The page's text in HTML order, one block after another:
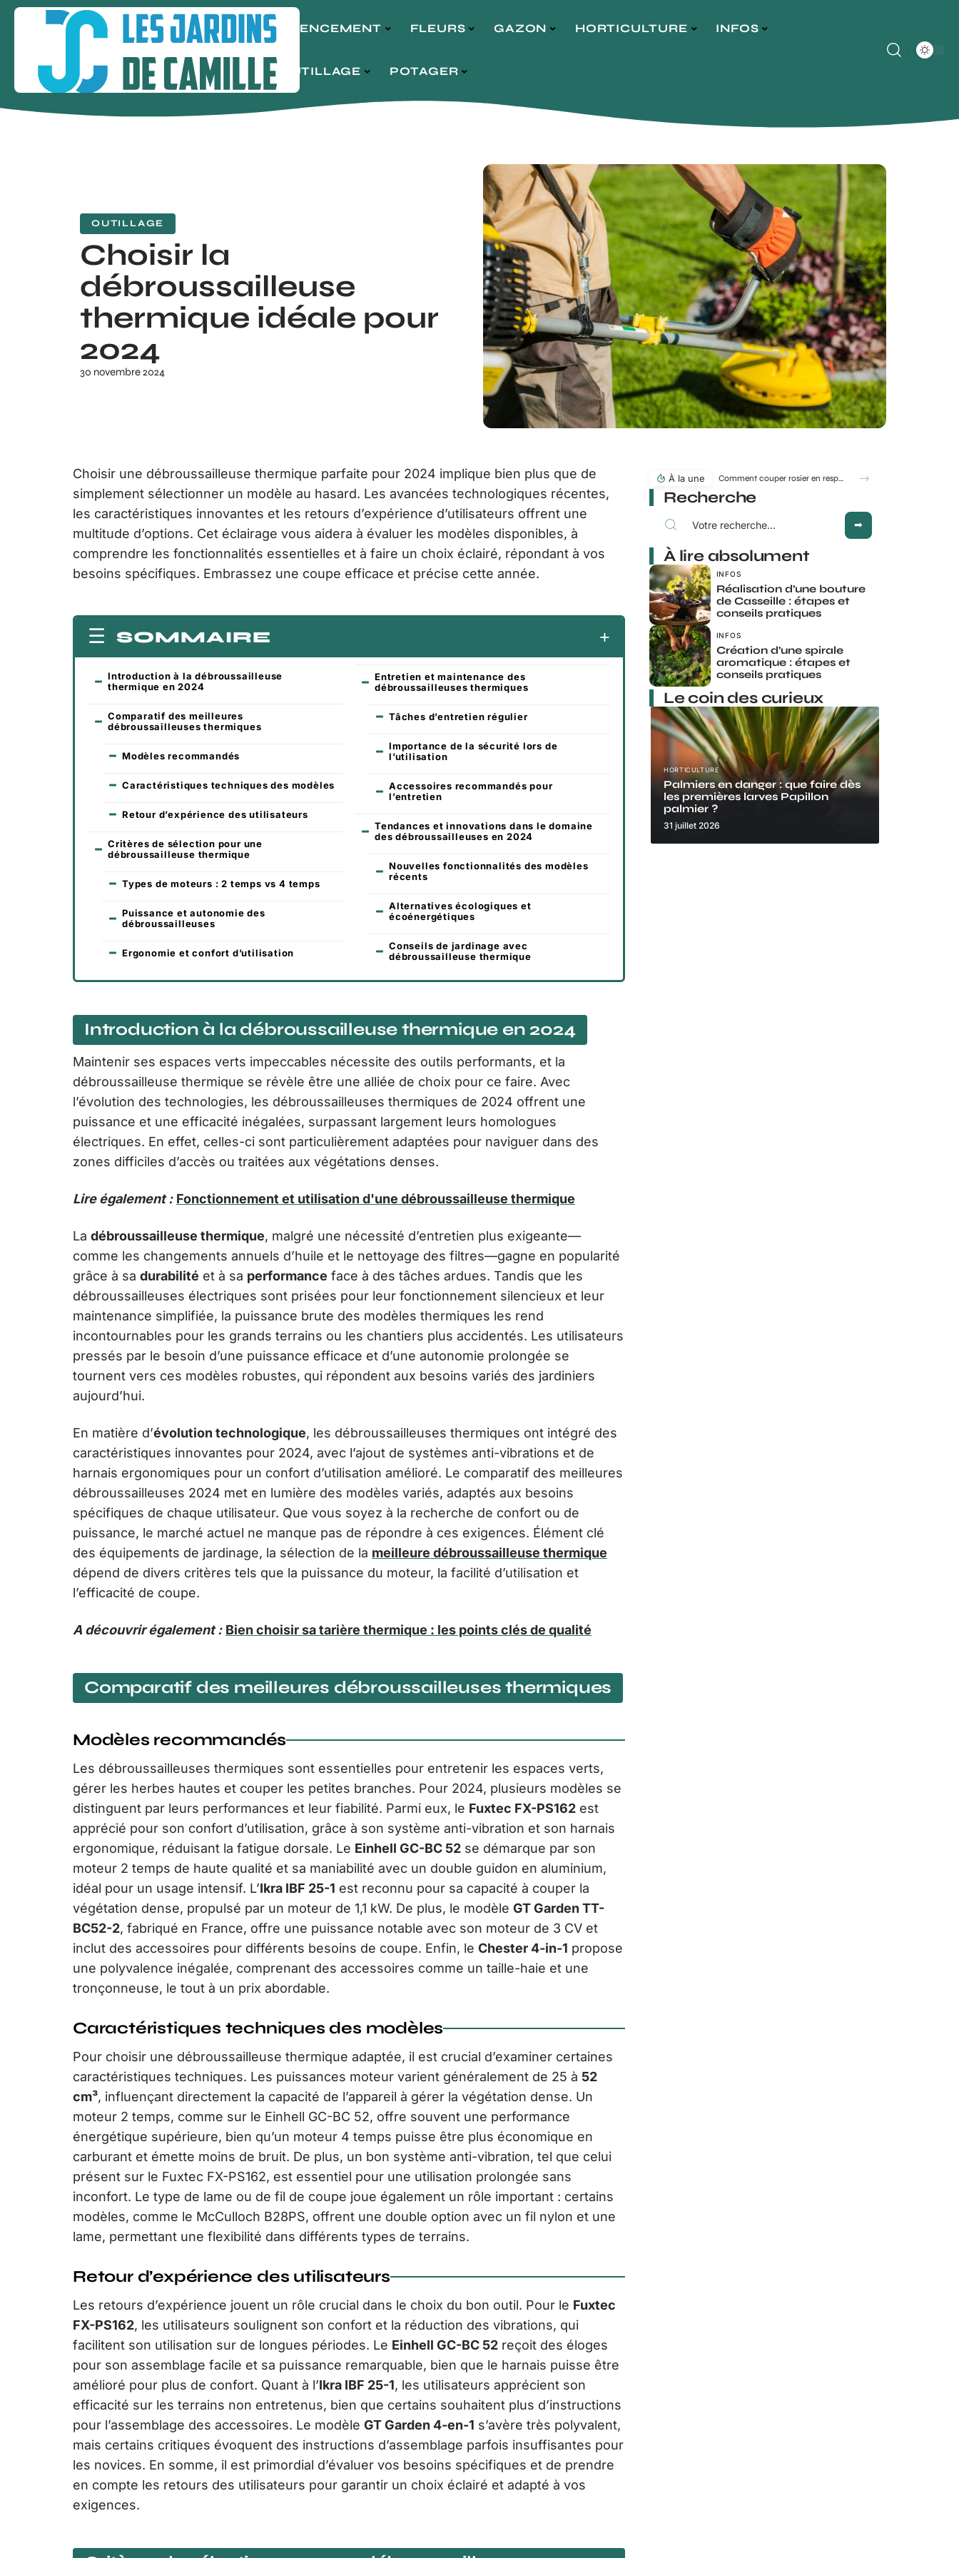
AGENCEMENT FLEURS GAZON HORTICULTURE INFOS
OUTILLAGE POTAGER
OUTILLAGE
Choisir la
débroussailleuse
thermique idéale pour
2024
30 novembre 2024
Choisir une débroussailleuse thermique parfaite pour 2024 implique bien plus que de
simplement sélectionner un modèle au hasard. Les avancées technologiques récentes,
les caractéristiques innovantes et les retours d’expérience d’utilisateurs offrent une
multitude d’options. Cet éclairage vous aidera à évaluer les modèles disponibles, à
comprendre les fonctionnalités essentielles et à faire un choix éclairé, répondant à vos
besoins spécifiques. Embrassez une coupe efficace et précise cette année.
SOMMAIRE
Introduction à la débroussailleuse
thermique en 2024
Comparatif des meilleures
débroussailleuses thermiques
Modèles recommandés
Caractéristiques techniques des modèles
Retour d’expérience des utilisateurs
Critères de sélection pour une
débroussailleuse thermique
Types de moteurs : 2 temps vs 4 temps
Puissance et autonomie des
débroussailleuses
Ergonomie et confort d’utilisation
Entretien et maintenance des
débroussailleuses thermiques
Tâches d’entretien régulier
Importance de la sécurité lors de
l’utilisation
Accessoires recommandés pour
l’entretien
Tendances et innovations dans le domaine
des débroussailleuses en 2024
Nouvelles fonctionnalités des modèles
récents
Alternatives écologiques et
écoénergétiques
Conseils de jardinage avec
débroussailleuse thermique
Introduction à la débroussailleuse thermique en 2024
Maintenir ses espaces verts impeccables nécessite des outils performants, et la
débroussailleuse thermique se révèle être une alliée de choix pour ce faire. Avec
l’évolution des technologies, les débroussailleuses thermiques de 2024 offrent une
puissance et une efficacité inégalées, surpassant largement leurs homologues
électriques. En effet, celles-ci sont particulièrement adaptées pour naviguer dans des
zones difficiles d’accès ou traitées aux végétations denses.
Lire également : Fonctionnement et utilisation d'une débroussailleuse thermique
La débroussailleuse thermique, malgré une nécessité d’entretien plus exigeante—
comme les changements annuels d’huile et le nettoyage des filtres—gagne en popularité
grâce à sa durabilité et à sa performance face à des tâches ardues. Tandis que les
débroussailleuses électriques sont prisées pour leur fonctionnement silencieux et leur
maintenance simplifiée, la puissance brute des modèles thermiques les rend
incontournables pour les grands terrains ou les chantiers plus accidentés. Les utilisateurs
pressés par le besoin d’une puissance efficace et d’une autonomie prolongée se
tournent vers ces modèles robustes, qui répondent aux besoins variés des jardiniers
aujourd’hui.
En matière d’évolution technologique, les débroussailleuses thermiques ont intégré des
caractéristiques innovantes pour 2024, avec l’ajout de systèmes anti-vibrations et de
harnais ergonomiques pour un confort d’utilisation amélioré. Le comparatif des meilleures
débroussailleuses 2024 met en lumière des modèles variés, adaptés aux besoins
spécifiques de chaque utilisateur. Que vous soyez à la recherche de confort ou de
puissance, le marché actuel ne manque pas de répondre à ces exigences. Élément clé
des équipements de jardinage, la sélection de la meilleure débroussailleuse thermique
dépend de divers critères tels que la puissance du moteur, la facilité d’utilisation et
l’efficacité de coupe.
A découvrir également : Bien choisir sa tarière thermique : les points clés de qualité
Comparatif des meilleures débroussailleuses thermiques
Modèles recommandés
Les débroussailleuses thermiques sont essentielles pour entretenir les espaces verts,
gérer les herbes hautes et couper les petites branches. Pour 2024, plusieurs modèles se
distinguent par leurs performances et leur fiabilité. Parmi eux, le Fuxtec FX-PS162 est
apprécié pour son confort d’utilisation, grâce à son système anti-vibration et son harnais
ergonomique, réduisant la fatigue dorsale. Le Einhell GC-BC 52 se démarque par son
moteur 2 temps de haute qualité et sa maniabilité avec un double guidon en aluminium,
idéal pour un usage intensif. L’Ikra IBF 25-1 est reconnu pour sa capacité à couper la
végétation dense, propulsé par un moteur de 1,1 kW. De plus, le modèle GT Garden TT-
BC52-2, fabriqué en France, offre une puissance notable avec son moteur de 3 CV et
inclut des accessoires pour différents besoins de coupe. Enfin, le Chester 4-in-1 propose
une polyvalence inégalée, comprenant des accessoires comme un taille-haie et une
tronçonneuse, le tout à un prix abordable.
Caractéristiques techniques des modèles
Pour choisir une débroussailleuse thermique adaptée, il est crucial d’examiner certaines
caractéristiques techniques. Les puissances moteur varient généralement de 25 à 52
cm³, influençant directement la capacité de l’appareil à gérer la végétation dense. Un
moteur 2 temps, comme sur le Einhell GC-BC 52, offre souvent une performance
énergétique supérieure, bien qu’un moteur 4 temps puisse être plus économique en
carburant et émette moins de bruit. De plus, un bon système anti-vibration, tel que celui
présent sur le Fuxtec FX-PS162, est essentiel pour une utilisation prolongée sans
inconfort. Le type de lame ou de fil de coupe joue également un rôle important : certains
modèles, comme le McCulloch B28PS, offrent une double option avec un fil nylon et une
lame, permettant une flexibilité dans différents types de terrains.
Retour d’expérience des utilisateurs
Les retours d’expérience jouent un rôle crucial dans le choix du bon outil. Pour le Fuxtec
FX-PS162, les utilisateurs soulignent son confort et la réduction des vibrations, qui
facilitent son utilisation sur de longues périodes. Le Einhell GC-BC 52 reçoit des éloges
pour son assemblage facile et sa puissance remarquable, bien que le harnais puisse être
amélioré pour plus de confort. Quant à l’Ikra IBF 25-1, les utilisateurs apprécient son
efficacité sur les terrains non entretenus, bien que certains souhaitent plus d’instructions
pour l’assemblage des accessoires. Le modèle GT Garden 4-en-1 s’avère très polyvalent,
mais certains critiques évoquent des instructions d’assemblage parfois insuffisantes pour
les novices. En somme, il est primordial d’évaluer vos besoins spécifiques et de prendre
en compte les retours des utilisateurs pour garantir un choix éclairé et adapté à vos
exigences.
À la une Comment couper rosier en respectant la lune au jardin ?
Recherche
À lire absolument
INFOS
Réalisation d’une bouture
de Casseille : étapes et
conseils pratiques
INFOS
Création d’une spirale
aromatique : étapes et
conseils pratiques
Le coin des curieux
HORTICULTURE
Palmiers en danger : que faire dès
les premières larves Papillon
palmier ?
31 juillet 2026